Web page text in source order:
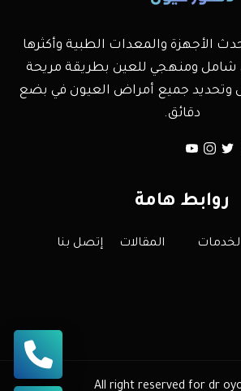
الأجهزة والمعدات الطبية وأكثرها
شامل ومنهجي للعين بطريقة مريحة
جميع أمراض العيون في بضع
دقائق.
روابط هامة
المقالات إتصل بنا
All right reserved for dr